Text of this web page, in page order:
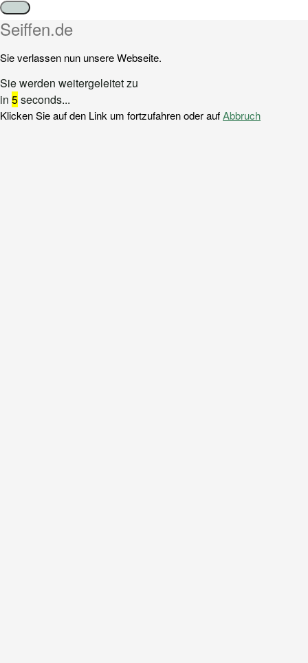
Schließen
Seiffen.de
Sie verlassen nun unsere Webseite.
Sie werden weitergeleitet zu
in 5seconds...
Klicken Sie auf den Link um fortzufahren oder aufAbbruch